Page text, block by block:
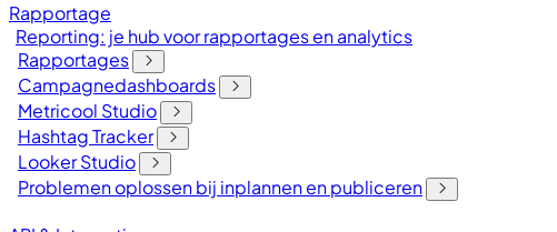
Rapportage
Reporting: je hub voor rapportages en analytics
Rapportages
Campagnedashboards
Metricool Studio
Hashtag Tracker
Looker Studio
Problemen oplossen bij inplannen en publiceren